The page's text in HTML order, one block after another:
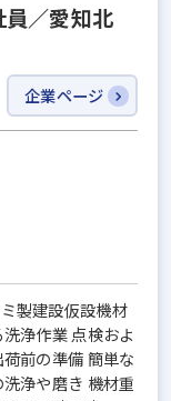
／愛知北
企業ページ
製建設仮設機材
浄作業 点検およ
前の準備 簡単な
浄や磨き 機材重